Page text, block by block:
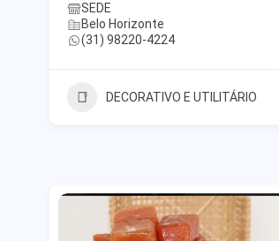
SEDE
Belo Horizonte
(31) 98220-4224
DECORATIVO E UTILITÁRIO